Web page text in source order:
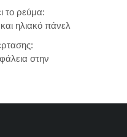
το ρεύμα:
ηλιακό πάνελ
στην